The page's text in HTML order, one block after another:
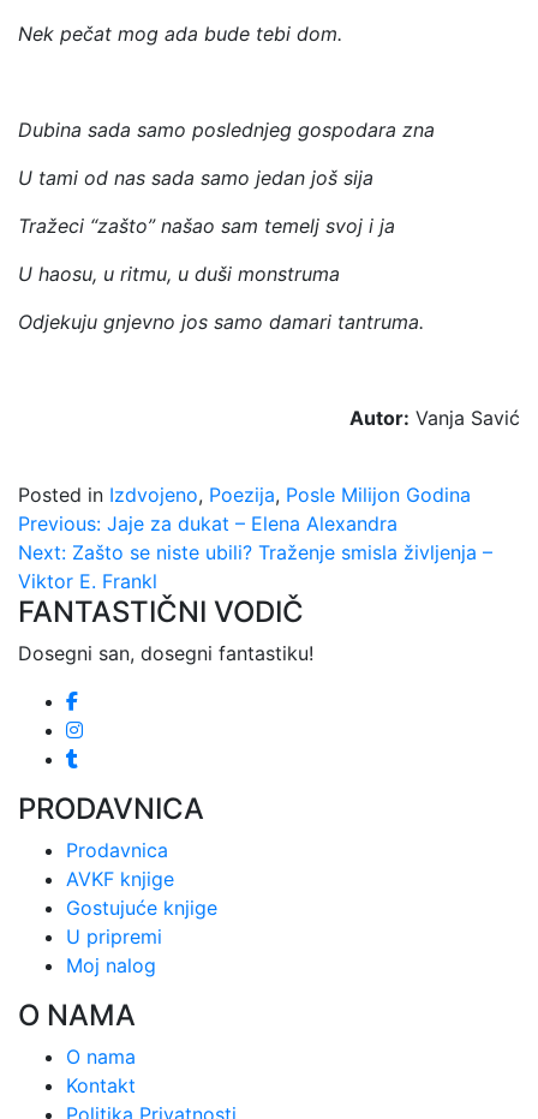
Nek pečat mog ada bude tebi dom.
Dubina sada samo poslednjeg gospodara zna
U tami od nas sada samo jedan još sija
Tražeci “zašto” našao sam temelj svoj i ja
U haosu, u ritmu, u duši monstruma
Odjekuju gnjevno jos samo damari tantruma.
Autor: Vanja Savić
Posted in Izdvojeno, Poezija, Posle Milijon Godina
Kretanje
članka
Previous: Jaje za dukat – Elena Alexandra
Next: Zašto se niste ubili? Traženje smisla življenja –
Viktor E. Frankl
FANTASTIČNI VODIČ
Dosegni san, dosegni fantastiku!
PRODAVNICA
Prodavnica
AVKF knjige
Gostujuće knjige
U pripremi
Moj nalog
O NAMA
O nama
Kontakt